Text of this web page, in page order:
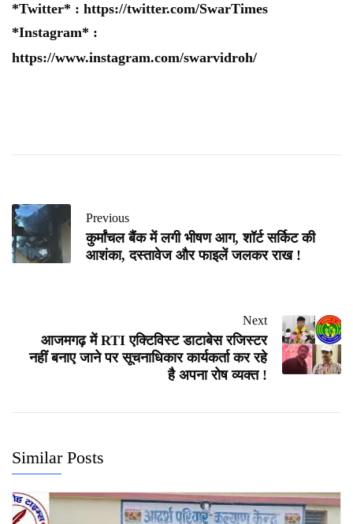
*Twitter* : https://twitter.com/SwarTimes
*Instagram* :
https://www.instagram.com/swarvidroh/
Previous
कुर्मांचल बैंक में लगी भीषण आग, शॉर्ट सर्किट की
आशंका, दस्तावेज और फाइलें जलकर राख !
Next
आजमगढ़ में RTI एक्टिविस्ट डाटाबेस रजिस्टर
नहीं बनाए जाने पर सूचनाधिकार कार्यकर्ता कर रहे
है अपना रोष व्यक्त !
Similar Posts